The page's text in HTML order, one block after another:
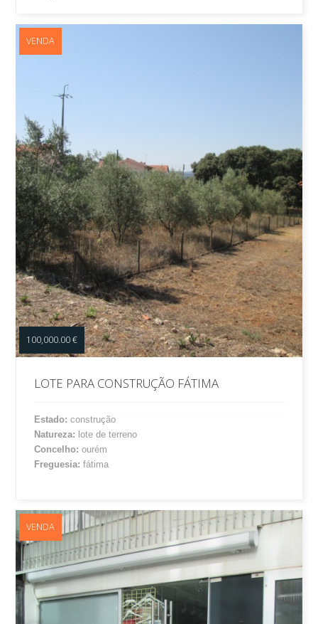
VENDA
100,000.00 €
LOTE PARA CONSTRUÇÃO FÁTIMA
Estado:construção
Natureza: lote de terreno
Concelho:ourém
Freguesia:fátima
VENDA